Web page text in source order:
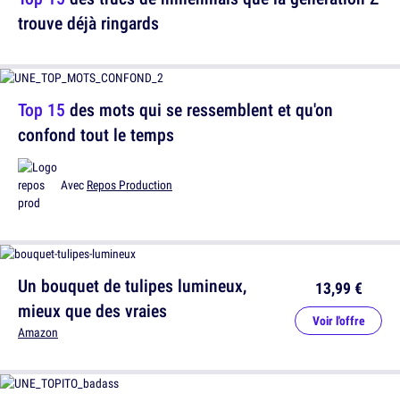
trouve déjà ringards
Un bouquet de tulipes lumineux,
mieux que des vraies
Amazon
13,99 €
Voir l'offre
Top 15 des mots qui se ressemblent et qu'on
confond tout le temps
Avec Repos Production